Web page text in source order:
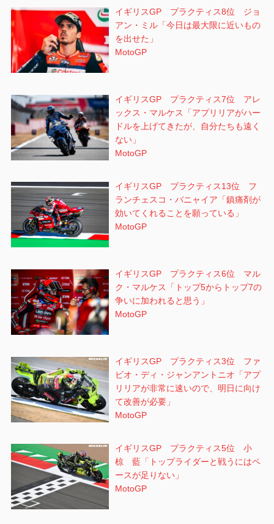
イギリスGP プラクティス8位 ジョ
アン・ミル「今日は最大限に近いもの
を出せた」
MotoGP
イギリスGP プラクティス7位 アレ
ックス・マルケス「アプリリアがハー
ドルを上げてきたが、自分たちも遠く
ない」
MotoGP
イギリスGP プラクティス13位 フ
ランチェスコ・バニャイア「鎮痛剤が
効いてくれることを願っている」
MotoGP
イギリスGP プラクティス6位 マル
ク・マルケス「トップ5からトップ7の
争いに加われると思う」
MotoGP
イギリスGP プラクティス3位 ファ
ビオ・ディ・ジャンアントニオ「アプ
リリアが非常に速いので、明日に向け
て改善が必要」
MotoGP
イギリスGP プラクティス5位 小
椋 藍「トップライダーと戦うにはペ
ースが足りない」
MotoGP